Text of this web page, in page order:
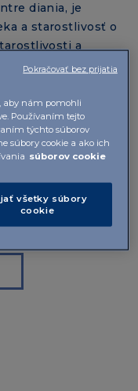
diania, je
a starostlivosť o
a
Konkrétne
na schopnosti
na schopnosti
aby nám pomohli
Používaním tejto
týchto súborov
súbory cookie a ako ich
súborov cookie
všetky súbory
cookie
Pokračovať bez prijatia